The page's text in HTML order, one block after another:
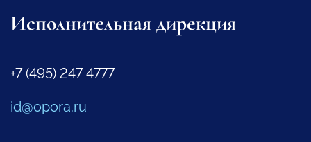
Исполнительная дирекция
+7 (495) 247 4777
id@opora.ru